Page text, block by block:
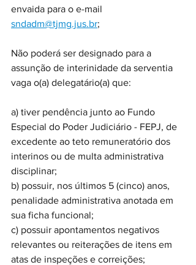
envaida para o e-mail
sndadm@tjmg.jus.br;
Não poderá ser designado para a
assunção de interinidade da serventia
vaga o(a) delegatário(a) que:
a) tiver pendência junto ao Fundo
Especial do Poder Judiciário - FEPJ, de
excedente ao teto remuneratório dos
interinos ou de multa administrativa
disciplinar;
b) possuir, nos últimos 5 (cinco) anos,
penalidade administrativa anotada em
sua ficha funcional;
c) possuir apontamentos negativos
relevantes ou reiterações de itens em
atas de inspeções e correições;